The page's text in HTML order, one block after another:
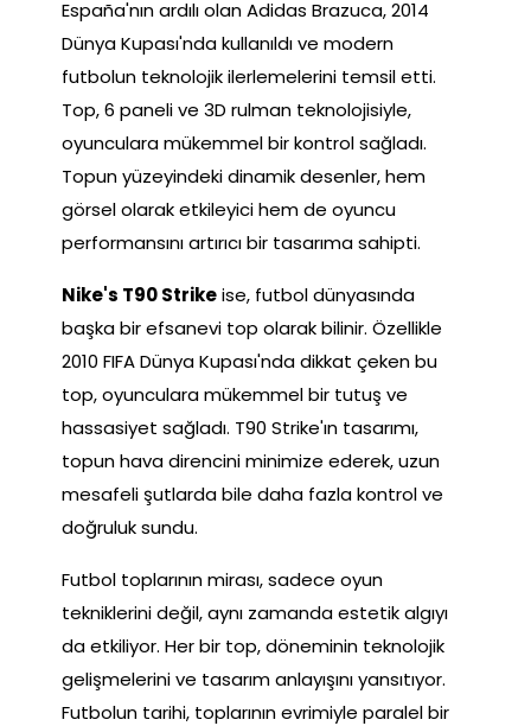
España'nın ardılı olan Adidas Brazuca, 2014
Dünya Kupası'nda kullanıldı ve modern
futbolun teknolojik ilerlemelerini temsil etti.
Top, 6 paneli ve 3D rulman teknolojisiyle,
oyunculara mükemmel bir kontrol sağladı.
Topun yüzeyindeki dinamik desenler, hem
görsel olarak etkileyici hem de oyuncu
performansını artırıcı bir tasarıma sahipti.
Nike's T90 Strikeise, futbol dünyasında
başka bir efsanevi top olarak bilinir. Özellikle
2010 FIFA Dünya Kupası'nda dikkat çeken bu
top, oyunculara mükemmel bir tutuş ve
hassasiyet sağladı. T90 Strike'ın tasarımı,
topun hava direncini minimize ederek, uzun
mesafeli şutlarda bile daha fazla kontrol ve
doğruluk sundu.
Futbol toplarının mirası, sadece oyun
tekniklerini değil, aynı zamanda estetik algıyı
da etkiliyor. Her bir top, döneminin teknolojik
gelişmelerini ve tasarım anlayışını yansıtıyor.
Futbolun tarihi, toplarının evrimiyle paralel bir